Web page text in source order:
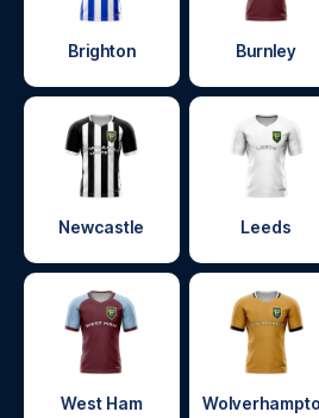
Brighton Burnley
Newcastle Leeds
West Ham